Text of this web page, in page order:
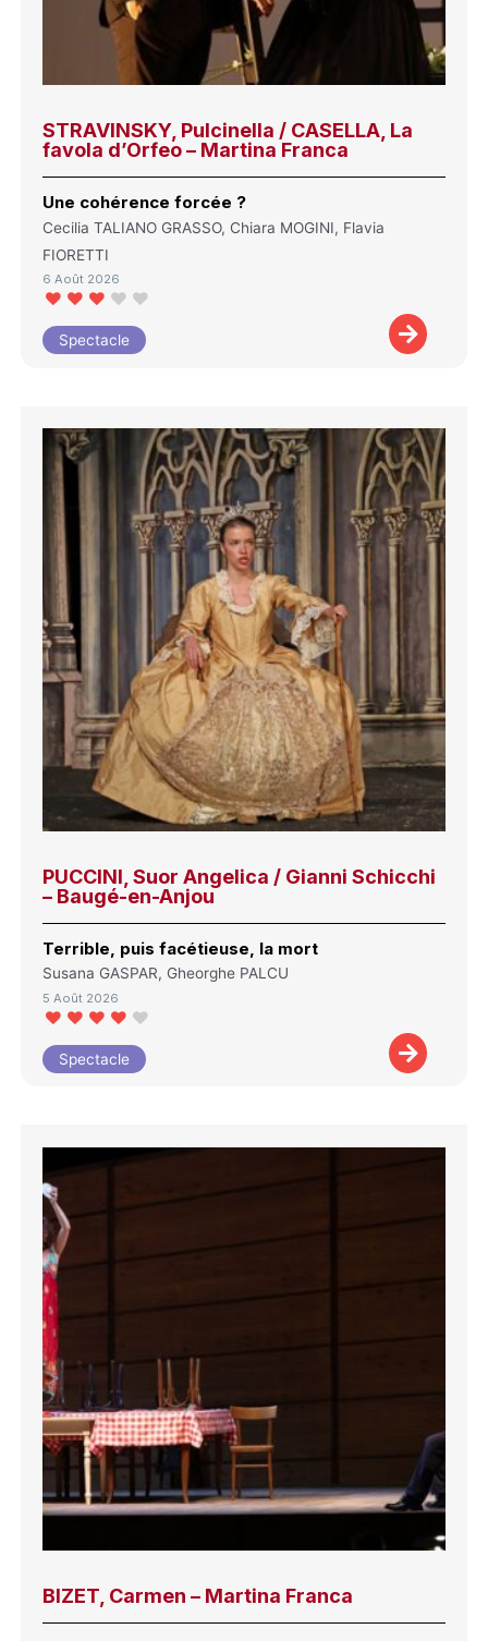
STRAVINSKY, Pulcinella / CASELLA, La
favola d’Orfeo – Martina Franca
Une cohérence forcée ?
Cecilia TALIANO GRASSO, Chiara MOGINI, Flavia
FIORETTI
6 Août 2026
Spectacle
PUCCINI, Suor Angelica / Gianni Schicchi
– Baugé-en-Anjou
Terrible, puis facétieuse, la mort
Susana GASPAR, Gheorghe PALCU
5 Août 2026
Spectacle
BIZET, Carmen – Martina Franca